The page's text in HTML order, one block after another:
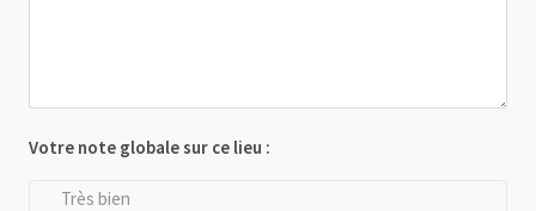
Votre note globale sur ce lieu :
Très bien